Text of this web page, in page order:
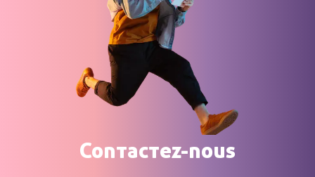
Contactez-nous